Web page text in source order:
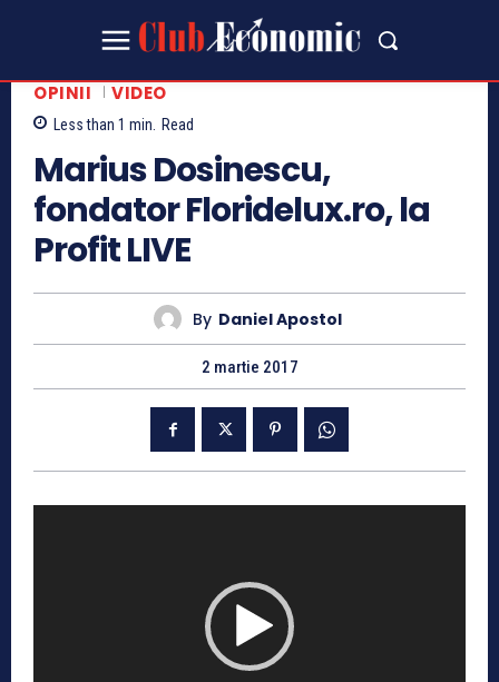
OPINII VIDEO
Less than 1 min. Read
Marius Dosinescu,
fondator Floridelux.ro, la
Profit LIVE
By Daniel Apostol
2 martie 2017